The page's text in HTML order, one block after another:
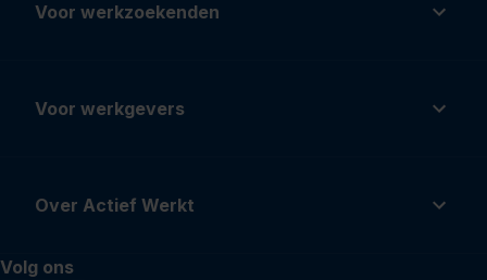
Voor werkzoekenden
Voor werkgevers
Over Actief Werkt
Volg ons